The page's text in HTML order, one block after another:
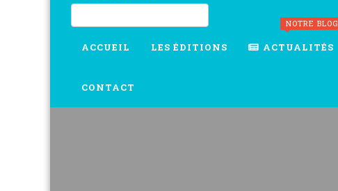
ACCUEIL LES ÉDITIONS ACTUALITÉS
NOTRE BLOG
CONTACT